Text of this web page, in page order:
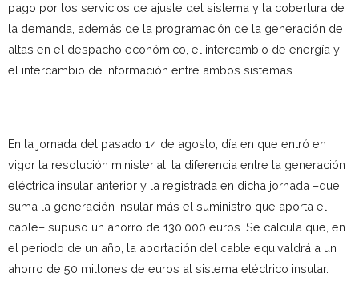
pago por los servicios de ajuste del sistema y la cobertura de
la demanda, además de la programación de la generación de
altas en el despacho económico, el intercambio de energía y
el intercambio de información entre ambos sistemas.
En la jornada del pasado 14 de agosto, día en que entró en
vigor la resolución ministerial, la diferencia entre la generación
eléctrica insular anterior y la registrada en dicha jornada –que
suma la generación insular más el suministro que aporta el
cable– supuso un ahorro de 130.000 euros. Se calcula que, en
el periodo de un año, la aportación del cable equivaldrá a un
ahorro de 50 millones de euros al sistema eléctrico insular.